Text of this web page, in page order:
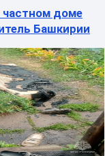
доме
Башкирии